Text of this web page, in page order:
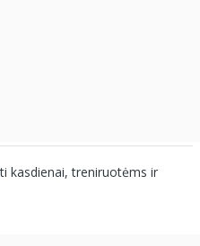
kasdienai, treniruotėms ir